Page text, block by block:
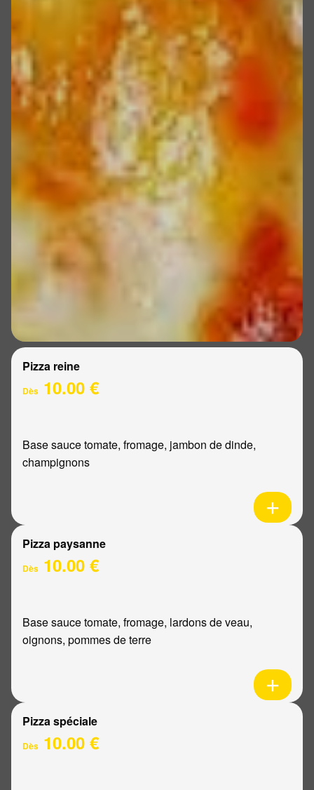
Pizza reine
Dès 10.00 €
Base sauce tomate, fromage, jambon de dinde,
champignons
Pizza paysanne
Dès 10.00 €
Base sauce tomate, fromage, lardons de veau,
oignons, pommes de terre
Pizza spéciale
Dès 10.00 €